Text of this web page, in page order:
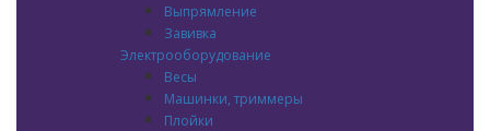
Выпрямление
Завивка
Электрооборудование
Весы
Машинки, триммеры
Плойки